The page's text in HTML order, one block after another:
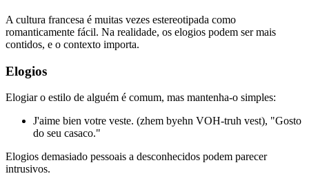
A cultura francesa é muitas vezes estereotipada como
romanticamente fácil. Na realidade, os elogios podem ser mais
contidos, e o contexto importa.
Elogios
Elogiar o estilo de alguém é comum, mas mantenha-o simples:
J'aime bien votre veste. (zhem byehn VOH-truh vest), "Gosto
do seu casaco."
Elogios demasiado pessoais a desconhecidos podem parecer
intrusivos.